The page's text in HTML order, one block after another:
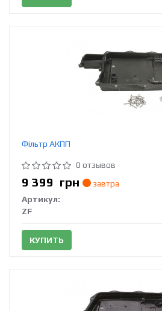
Фільтр АКПП
0 отзывов
9 399 грн
завтра
Артикул:
ZF
КУПИТЬ